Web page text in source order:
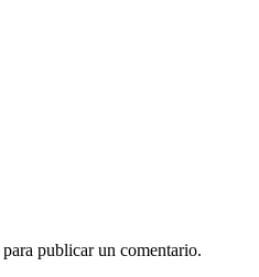
para publicar un comentario.